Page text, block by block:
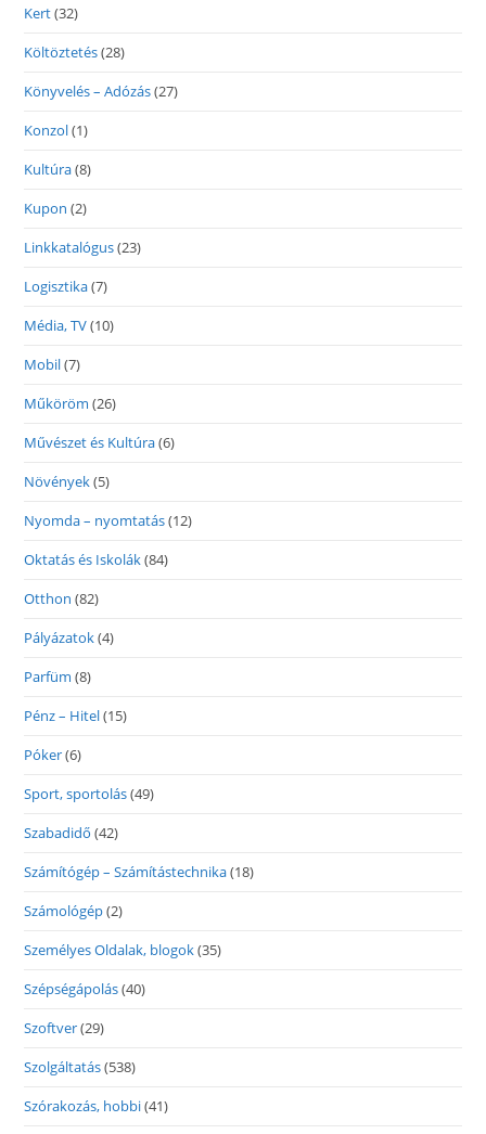
Kert(32)
Költöztetés(28)
Könyvelés – Adózás(27)
Konzol(1)
Kultúra(8)
Kupon (2)
Linkkatalógus(23)
Logisztika(7)
Média, TV(10)
Mobil(7)
Műköröm (26)
Művészet és Kultúra(6)
Növények(5)
Nyomda – nyomtatás(12)
Oktatás és Iskolák(84)
Otthon (82)
Pályázatok(4)
Parfüm (8)
Pénz – Hitel(15)
Póker(6)
Sport, sportolás(49)
Szabadidő (42)
Számítógép – Számítástechnika(18)
Számológép(2)
Személyes Oldalak, blogok(35)
Szépségápolás(40)
Szoftver(29)
Szolgáltatás(538)
Szórakozás, hobbi(41)